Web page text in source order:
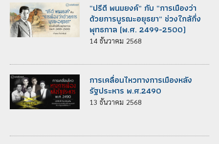
“ปรีดี พนมยงค์” กับ “การเมืองว่า
ด้วยการบูรณะอยุธยา” ช่วงใกล้กึ่ง
พุทธกาล (พ.ศ. 2499-2500)
14 ธันวาคม 2568
การเคลื่อนไหวทางการเมืองหลัง
รัฐประหาร พ.ศ.2490
13 ธันวาคม 2568